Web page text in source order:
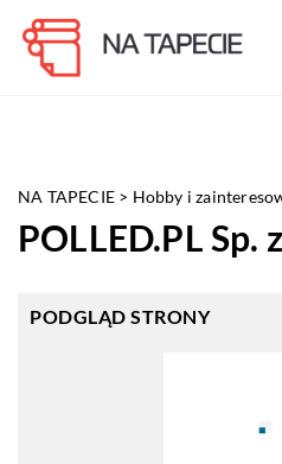
NA TAPECIE > Hobby i
POLLED.PL Sp.
PODGLĄD STRONY